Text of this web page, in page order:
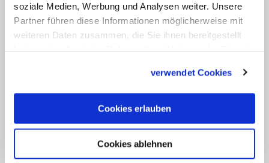
soziale Medien, Werbung und Analysen weiter. Unsere
Partner führen diese Informationen möglicherweise mit
weiteren Daten zusammen, die Sie ihnen bereitgestellt
verwendet Cookies
Cookies erlauben
Cookies ablehnen
Das 1925 gegründete Päpstliche Institut
für Christliche Archäologie hat seinen Sitz
Feld der klassischen Antike. Rektor des
Päpstlichen Instituts ist seit 2020 der